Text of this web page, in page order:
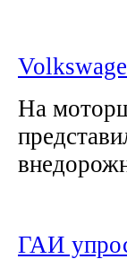
На
ГАИ